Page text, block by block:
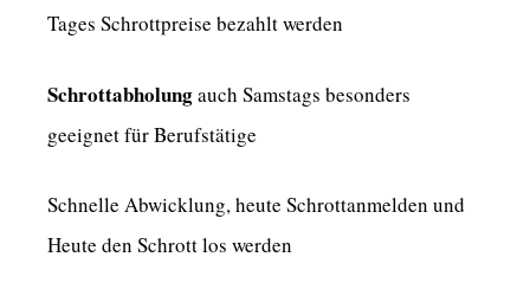
Tages Schrottpreise bezahlt werden
Schrottabholungauch Samstags besonders
geeignet für Berufstätige
Schnelle Abwicklung, heute Schrottanmelden und
Heute den Schrott los werden